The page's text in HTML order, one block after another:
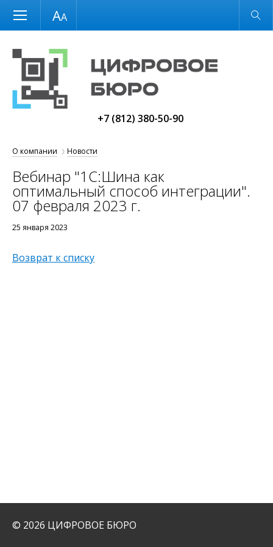
Размер шрифта Обычная версия
+7 (812) 380-50-90
О компании Новости
Вебинар "1С:Шина как
оптимальный способ интеграции".
07 февраля 2023 г.
25 января 2023
Возврат к списку
© 2026 ЦИФРОВОЕ БЮРО